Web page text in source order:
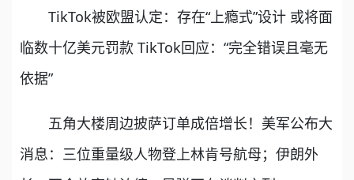
TikTok被欧盟认定：存在“上瘾式”设计 或将面
临数十亿美元罚款 TikTok回应：“完全错误且毫无
依据”
五角大楼周边披萨订单成倍增长！美军公布大
消息：三位重量级人物登上林肯号航母；伊朗外